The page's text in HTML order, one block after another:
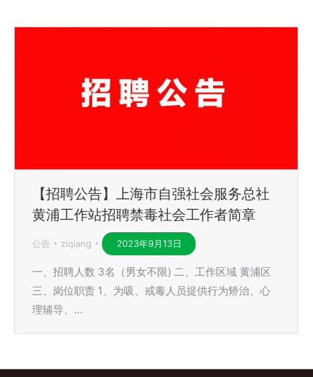
【招聘公告】上海市自强社会服务总社
黄浦工作站招聘禁毒社会工作者简章
公告 ziqiang 2023年9月13日
一、招聘人数 3名（男女不限) 二、工作区域 黄浦区
三、岗位职责 1、为吸、戒毒人员提供行为矫治、心
理辅导、…